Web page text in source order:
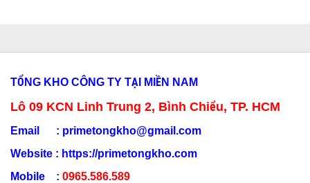
TỔNG KHO CÔNG TY TẠI MIỀN NAM
Lô 09 KCN Linh Trung 2, Bình Chiểu, TP. HCM
Email : primetongkho@gmail.com
Website : https://primetongkho.com
Mobile : 0965.586.589